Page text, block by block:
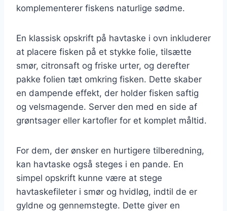
komplementerer fiskens naturlige sødme.
En klassisk opskrift på havtaske i ovn inkluderer
at placere fisken på et stykke folie, tilsætte
smør, citronsaft og friske urter, og derefter
pakke folien tæt omkring fisken. Dette skaber
en dampende effekt, der holder fisken saftig
og velsmagende. Server den med en side af
grøntsager eller kartofler for et komplet måltid.
For dem, der ønsker en hurtigere tilberedning,
kan havtaske også steges i en pande. En
simpel opskrift kunne være at stege
havtaskefileter i smør og hvidløg, indtil de er
gyldne og gennemstegte. Dette giver en